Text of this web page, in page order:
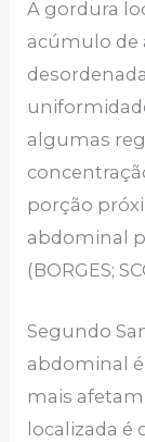
A gordura
acúmulo de
algumas
porção
abdominal
(BORGES;
Segundo
abdominal
mais afetam
localizada é